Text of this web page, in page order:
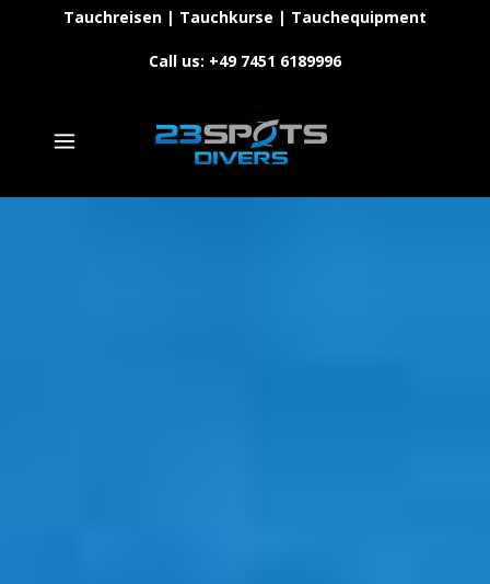
Tauchreisen | Tauchkurse | Tauchequipment
Call us: +49 7451 6189996